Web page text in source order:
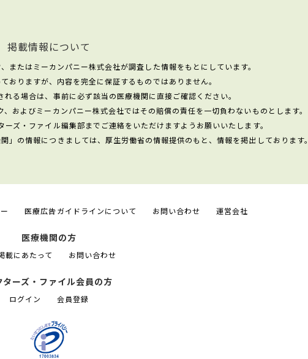
掲載情報について
またはミーカンパニー株式会社が調査した情報をもとにしています。
おりますが、内容を完全に保証するものではありません。
る場合は、事前に必ず該当の医療機関に直接ご確認ください。
およびミーカンパニー株式会社ではその賠償の責任を一切負わないものとします。
ズ・ファイル編集部までご連絡をいただけますようお願いいたします。
」の情報につきましては、厚生労働省の情報提供のもと、情報を掲出しております。
医療広告ガイドラインについて お問い合わせ 運営会社
医療機関の方
載にあたって お問い合わせ
ターズ・ファイル会員の方
ログイン 会員登録